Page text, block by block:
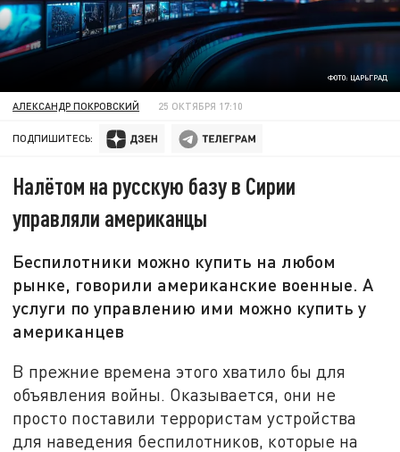
ФОТО: ЦАРЬГРАД
АЛЕКСАНДР ПОКРОВСКИЙ 25 ОКТЯБРЯ 17:10
ПОДПИШИТЕСЬ:
Налётом на русскую базу в Сирии
управляли американцы
Беспилотники можно купить на любом
рынке, говорили американские военные. А
услуги по управлению ими можно купить у
американцев
В прежние времена этого хватило бы для
объявления войны. Оказывается, они не
просто поставили террористам устройства
для наведения беспилотников, которые на